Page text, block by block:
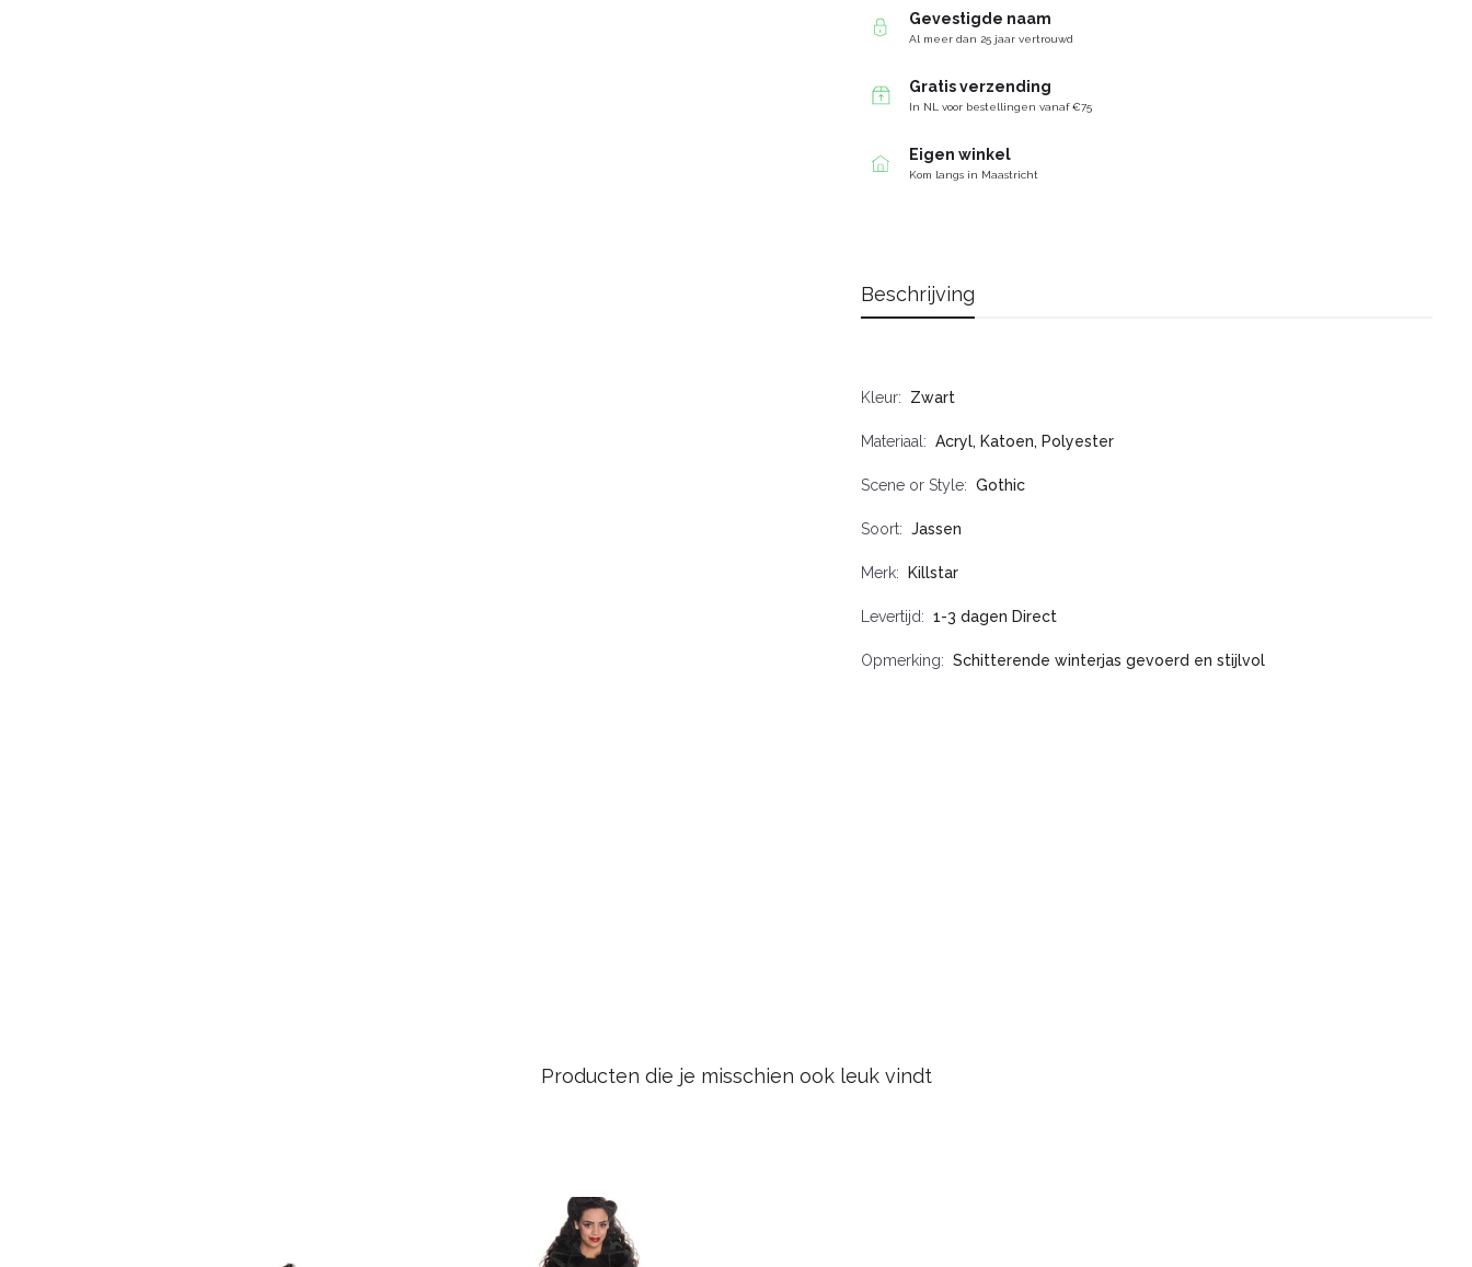
Gevestigde naam
Al meer dan 25 jaar vertrouwd
Gratis verzending
In NL voor bestellingen vanaf €75
Eigen winkel
Kom langs in Maastricht
Beschrijving
Kleur Zwart
Materiaal Acryl, Katoen, Polyester
Scene or Style Gothic
Soort Jassen
Merk Killstar
Levertijd 1-3 dagen Direct
Opmerking Schitterende winterjas gevoerd en stijlvol
Producten die je misschien ook leuk vindt